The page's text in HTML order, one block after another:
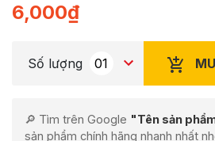
6,000₫
Số lượng
🔎 Tìm trên Google "Tên sản
sản phẩm chính hãng nhanh nhất